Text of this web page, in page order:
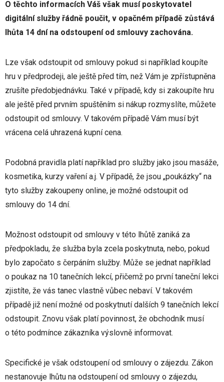
O těchto informacích Váš však musí poskytovatel
digitální služby řádně poučit, v opačném případě zůstává
lhůta 14 dní na odstoupení od smlouvy zachována.
Lze však odstoupit od smlouvy pokud si například koupíte
hru v předprodeji, ale ještě před tím, než Vám je zpřístupněna
zrušíte předobjednávku. Také v případě, kdy si zakoupíte hru
ale ještě před prvním spuštěním si nákup rozmyslíte, můžete
odstoupit od smlouvy. V takovém případě Vám musí být
vrácena celá uhrazená kupní cena.
Podobná pravidla platí například pro služby jako jsou masáže,
kosmetika, kurzy vaření a.j. V případě, že jsou „poukázky“ na
tyto služby zakoupeny online, je možné odstoupit od
smlouvy do 14 dní.
Možnost odstoupit od smlouvy v této lhůtě zaniká za
předpokladu, že služba byla zcela poskytnuta, nebo, pokud
bylo započato s čerpáním služby. Může se jednat například
o poukaz na 10 tanečních lekcí, přičemž po první taneční lekci
zjistíte, že vás tanec vlastně vůbec nebaví. V takovém
případě již není možné od poskytnutí dalších 9 tanečních lekcí
odstoupit. Znovu však platí povinnost, že obchodník musí
o této podmínce zákazníka výslovně informovat.
Specifické je však odstoupení od smlouvy o zájezdu. Zákon
nestanovuje lhůtu na odstoupení od smlouvy o zájezdu,